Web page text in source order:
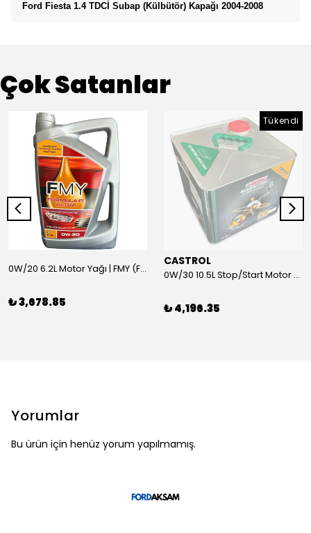
Ford Fiesta 1.4 TDCİ Subap (Külbütör) Kapağı 2004-2008
Çok Satanlar
0W/20 6.2L Motor Yağı | FMY (Ford Motor Yağları)
₺ 3,678.85
Tükendi
CASTROL
0W/30 10.5L Stop/Start Motor Yağı | CASTROL
₺ 4,196.35
Yorumlar
Bu ürün için henüz yorum yapılmamış.